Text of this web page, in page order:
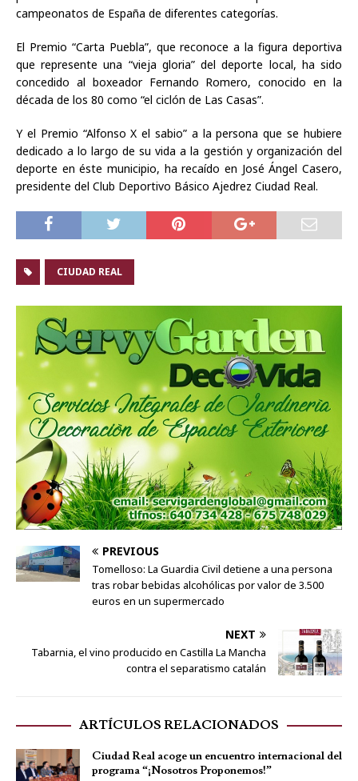
campeonatos de España de diferentes categorías.
El Premio “Carta Puebla”, que reconoce a la figura deportiva
que represente una “vieja gloria” del deporte local, ha sido
concedido al boxeador Fernando Romero, conocido en la
década de los 80 como “el ciclón de Las Casas”.
Y el Premio “Alfonso X el sabio” a la persona que se hubiere
dedicado a lo largo de su vida a la gestión y organización del
deporte en éste municipio, ha recaído en José Ángel Casero,
presidente del Club Deportivo Básico Ajedrez Ciudad Real.
CIUDAD REAL
PREVIOUS
Tomelloso: La Guardia Civil detiene a una persona
tras robar bebidas alcohólicas por valor de 3.500
euros en un supermercado
NEXT
Tabarnia, el vino producido en Castilla La Mancha
contra el separatismo catalán
ARTÍCULOS RELACIONADOS
Ciudad Real acoge un encuentro internacional del
programa “¡Nosotros Proponemos!”